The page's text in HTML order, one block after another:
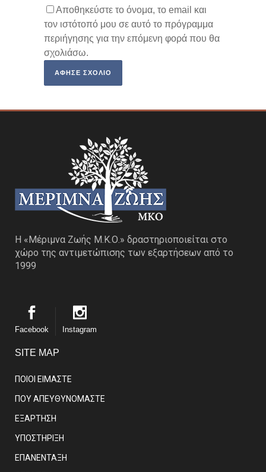
Αποθηκεύστε το όνομα, το email και
τον ιστότοπό μου σε αυτό το πρόγραμμα
περιήγησης για την επόμενη φορά που θα
σχολιάσω.
Η «Μέριμνα Ζωής Μ.Κ.Ο.» δραστηριοποιείται στο
χώρο της αντιμετώπισης των εξαρτήσεων από το
1999
Facebook Instagram
SITE MAP
ΠΟΙΟΙ ΕΙΜΑΣΤE
ΠΟΥ ΑΠΕΥΘΥΝΟΜΑΣΤΕ
ΕΞΑΡΤΗΣΗ
ΥΠΟΣΤΗΡΙΞΗ
ΕΠΑΝΕΝΤΑΞΗ